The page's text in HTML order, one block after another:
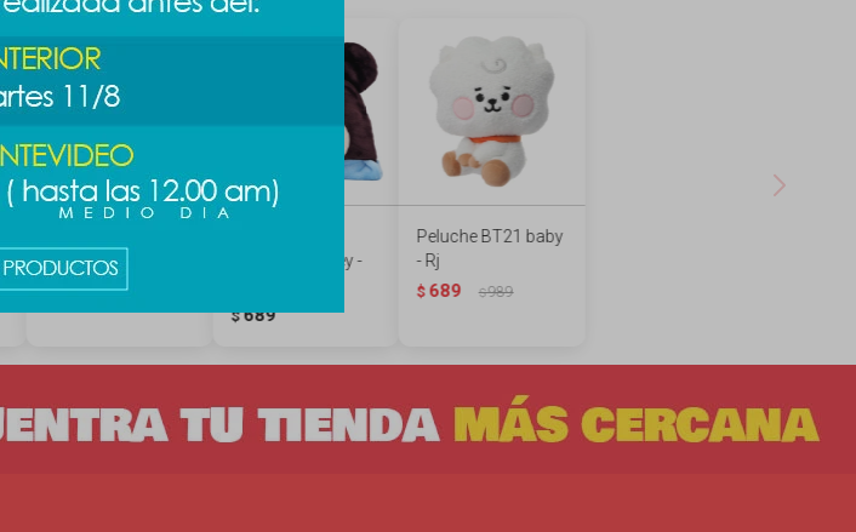
navideña
$ 689 $789
capucha Disney -
$ 689
Peluche BT21 baby
- Rj
$ 689 $989